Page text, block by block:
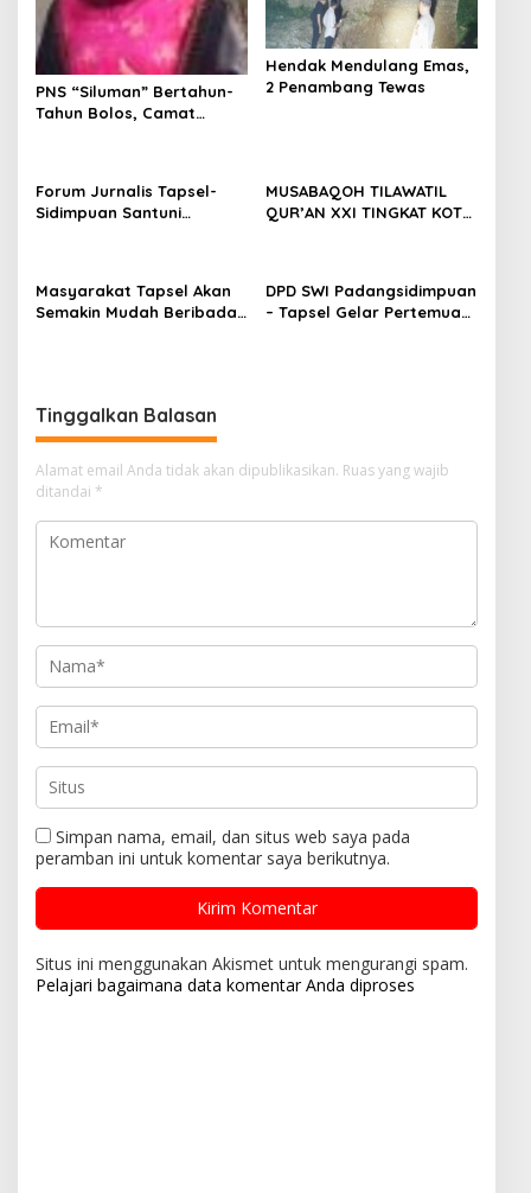
PNS “Siluman” Bertahun-
Tahun Bolos, Camat
Hendak Mendulang Emas,
2 Penambang Tewas
Forum Jurnalis Tapsel-
Sidimpuan Santuni
MUSABAQOH TILAWATIL
QUR’AN XXI TINGKAT KOTA
Masyarakat Tapsel Akan
Semakin Mudah Beribadah
DPD SWI Padangsidimpuan
– Tapsel Gelar Pertemuan
Tinggalkan Balasan
Alamat email Anda tidak akan dipublikasikan. Ruas yang wajib
ditandai *
Simpan nama, email, dan situs web saya pada
peramban ini untuk komentar saya berikutnya.
Situs ini menggunakan Akismet untuk mengurangi spam.
Pelajari bagaimana data komentar Anda diproses